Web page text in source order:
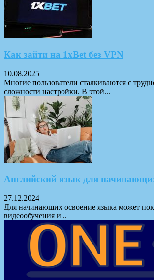
Как зайти на 1xBet без VPN
10.08.2025
Многие пользователи сталкиваются с
сложности настройки. В этой...
Английский язык для
27.12.2024
Для начинающих освоение языка может
видеообучения и...